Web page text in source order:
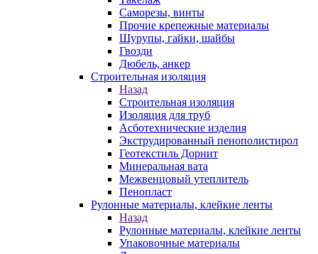
Саморезы, винты
Прочие крепежные материалы
Шурупы, гайки, шайбы
Гвозди
Дюбель, анкер
Строительная изоляция
Назад
Строительная изоляция
Изоляция для труб
Асботехнические изделия
Экструдированный пенополистирол
Геотекстиль Дорнит
Минеральная вата
Межвенцовый утеплитель
Пенопласт
Рулонные материалы, клейкие ленты
Назад
Рулонные материалы, клейкие ленты
Упаковочные материалы